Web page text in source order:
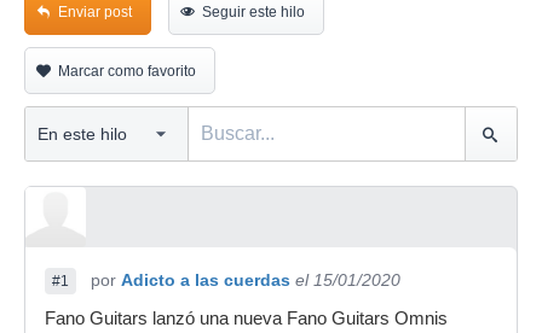
Enviar post Seguir este hilo
Marcar como favorito
#1 por Adicto a las cuerdas el 15/01/2020
Fano Guitars lanzó una nueva Fano Guitars Omnis